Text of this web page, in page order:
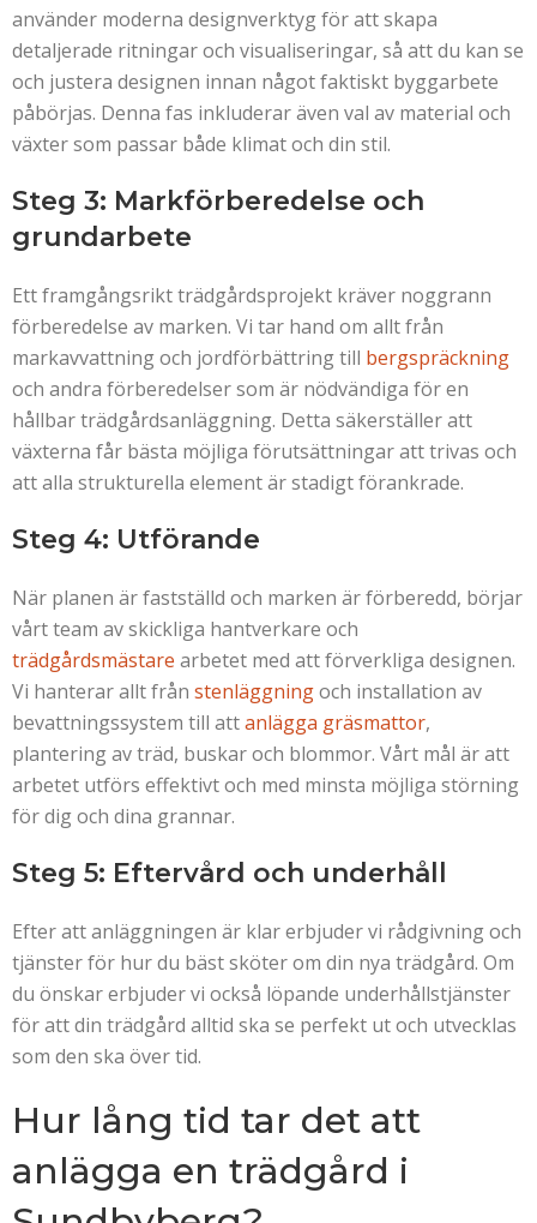
använder moderna designverktyg för att skapa
detaljerade ritningar och visualiseringar, så att du kan se
och justera designen innan något faktiskt byggarbete
påbörjas. Denna fas inkluderar även val av material och
växter som passar både klimat och din stil.
Steg 3: Markförberedelse och
grundarbete
Ett framgångsrikt trädgårdsprojekt kräver noggrann
förberedelse av marken. Vi tar hand om allt från
markavvattning och jordförbättring till bergspräckning
och andra förberedelser som är nödvändiga för en
hållbar trädgårdsanläggning. Detta säkerställer att
växterna får bästa möjliga förutsättningar att trivas och
att alla strukturella element är stadigt förankrade.
Steg 4: Utförande
När planen är fastställd och marken är förberedd, börjar
vårt team av skickliga hantverkare och
trädgårdsmästare arbetet med att förverkliga designen.
Vi hanterar allt från stenläggningoch installation av
bevattningssystem till attanlägga gräsmattor,
plantering av träd, buskar och blommor. Vårt mål är att
arbetet utförs effektivt och med minsta möjliga störning
för dig och dina grannar.
Steg 5: Eftervård och underhåll
Efter att anläggningen är klar erbjuder vi rådgivning och
tjänster för hur du bäst sköter om din nya trädgård. Om
du önskar erbjuder vi också löpande underhållstjänster
för att din trädgård alltid ska se perfekt ut och utvecklas
som den ska över tid.
Hur lång tid tar det att
anlägga en trädgård i